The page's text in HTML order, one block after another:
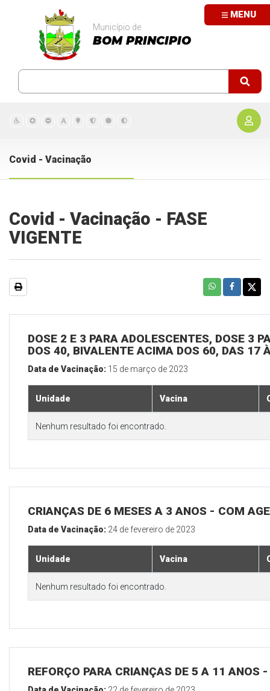
MENU
Município de
BOM PRINCIPIO
Covid - Vacinação
Covid - Vacinação - FASE
VIGENTE
DOSE 2 E 3 PARA ADOLESCENTES, DOSE 3
DOS 40, BIVALENTE ACIMA DOS 60, DAS 17
Data de Vacinação: 15 de março de 2023
Unidade Vacina
Nenhum resultado foi encontrado.
CRIANÇAS DE 6 MESES A 3 ANOS - COM
Data de Vacinação: 24 de fevereiro de 2023
Unidade Vacina
Nenhum resultado foi encontrado.
REFORÇO PARA CRIANÇAS DE 5 A 11 ANOS